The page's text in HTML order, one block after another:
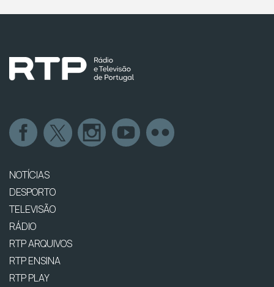
NOTÍCIAS
DESPORTO
TELEVISÃO
RÁDIO
RTP ARQUIVOS
RTP ENSINA
RTP PLAY